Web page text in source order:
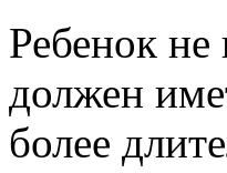
Ребенок
должен
более